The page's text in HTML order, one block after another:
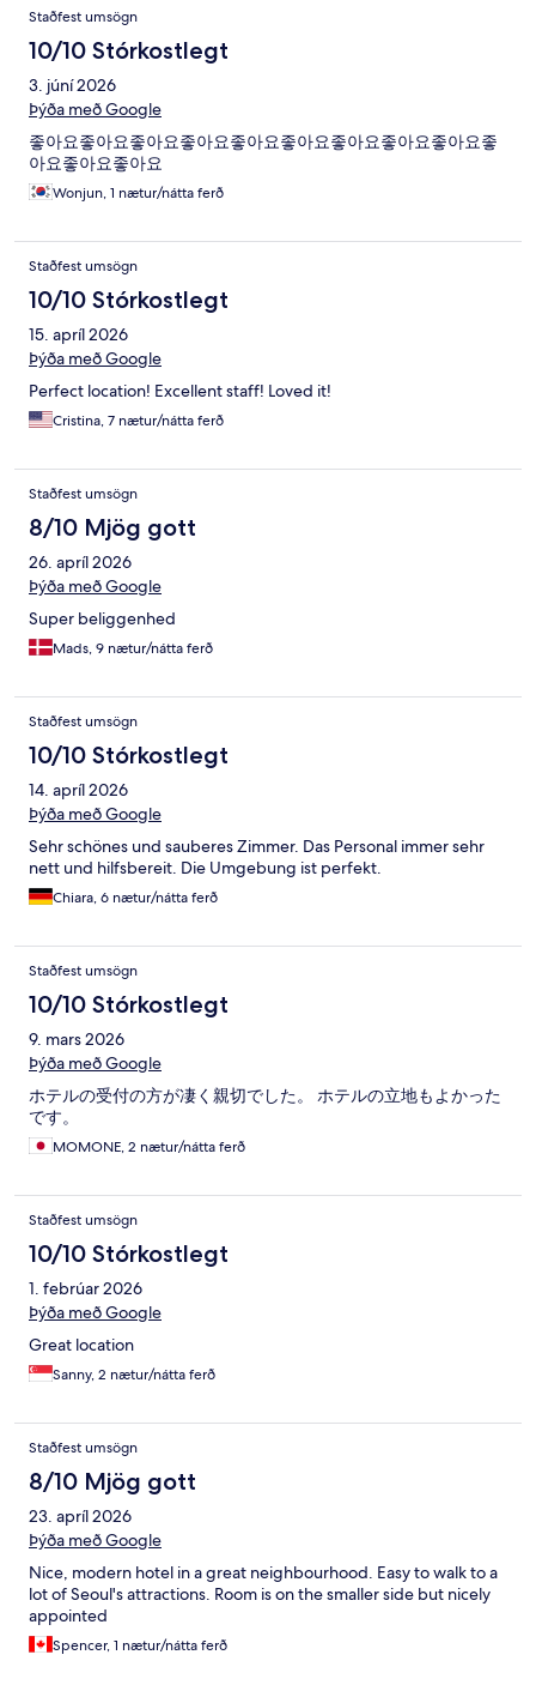
Staðfest umsögn
10/10 Stórkostlegt
3. júní 2026
Þýða með Google
좋아요좋아요좋아요좋아요좋아요좋아요좋아요좋아요좋아요좋
아요좋아요좋아요
Wonjun, 1 nætur/nátta ferð
Staðfest umsögn
10/10 Stórkostlegt
15. apríl 2026
Þýða með Google
Perfect location! Excellent staff! Loved it!
Cristina, 7 nætur/nátta ferð
Staðfest umsögn
8/10 Mjög gott
26. apríl 2026
Þýða með Google
Super beliggenhed
Mads, 9 nætur/nátta ferð
Staðfest umsögn
10/10 Stórkostlegt
14. apríl 2026
Þýða með Google
Sehr schönes und sauberes Zimmer. Das Personal immer sehr
nett und hilfsbereit. Die Umgebung ist perfekt.
Chiara, 6 nætur/nátta ferð
Staðfest umsögn
10/10 Stórkostlegt
9. mars 2026
Þýða með Google
ホテルの受付の方が凄く親切でした。 ホテルの立地もよかった
です。
MOMONE, 2 nætur/nátta ferð
Staðfest umsögn
10/10 Stórkostlegt
1. febrúar 2026
Þýða með Google
Great location
Sanny, 2 nætur/nátta ferð
Staðfest umsögn
8/10 Mjög gott
23. apríl 2026
Þýða með Google
Nice, modern hotel in a great neighbourhood. Easy to walk to a
lot of Seoul's attractions. Room is on the smaller side but nicely
appointed
Spencer, 1 nætur/nátta ferð